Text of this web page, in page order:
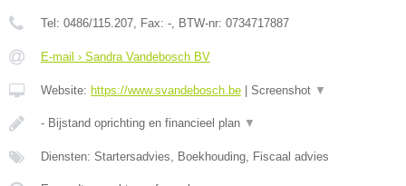
Tel: 0486/115.207, Fax: -, BTW-nr: 0734717887
E-mail › Sandra Vandebosch BV
Website: https://www.svandebosch.be Screenshot ▼
- Bijstand oprichting en financieel plan ▼
Diensten: Startersadvies, Boekhouding, Fiscaal advies